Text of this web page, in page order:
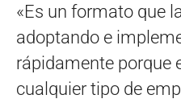
«Es un formato que
adoptando e
rápidamente porque
cualquier tipo de